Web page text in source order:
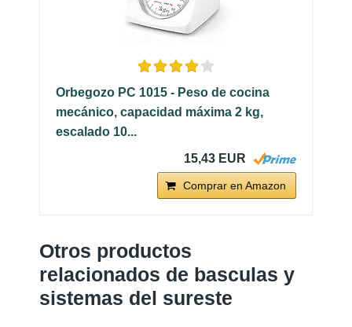
Orbegozo PC 1015 - Peso de cocina
mecánico, capacidad máxima 2 kg,
escalado 10...
15,43 EUR
Comprar en Amazon
Otros productos
relacionados de basculas y
sistemas del sureste